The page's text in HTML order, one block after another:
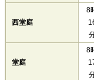
西堂庭
8
堂庭
8